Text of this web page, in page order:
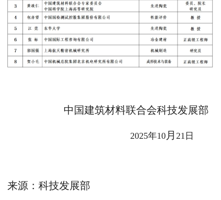
中国建筑材料联合会科技发展部
2025年10月 21 日
来源：科技发展部